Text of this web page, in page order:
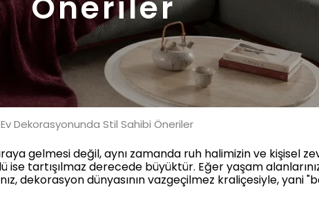
Dekorasyonunda Stil Sahibi Öneriler
gelmesi değil, aynı zamanda ruh halimizin ve kişisel
tartışılmaz derecede büyüktür. Eğer yaşam
dekorasyon dünyasının vazgeçilmez kraliçesiyle, yani